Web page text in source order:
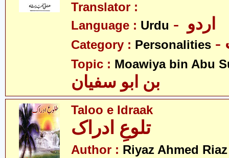
Translator :
Language : Urdu
Category : Personalities
Topic : Moawiya bin Abu
بن ابو سفیان
Taloo e Idraak
تلوعِ ادراک
Author : Riyaz Ahmed Riaz